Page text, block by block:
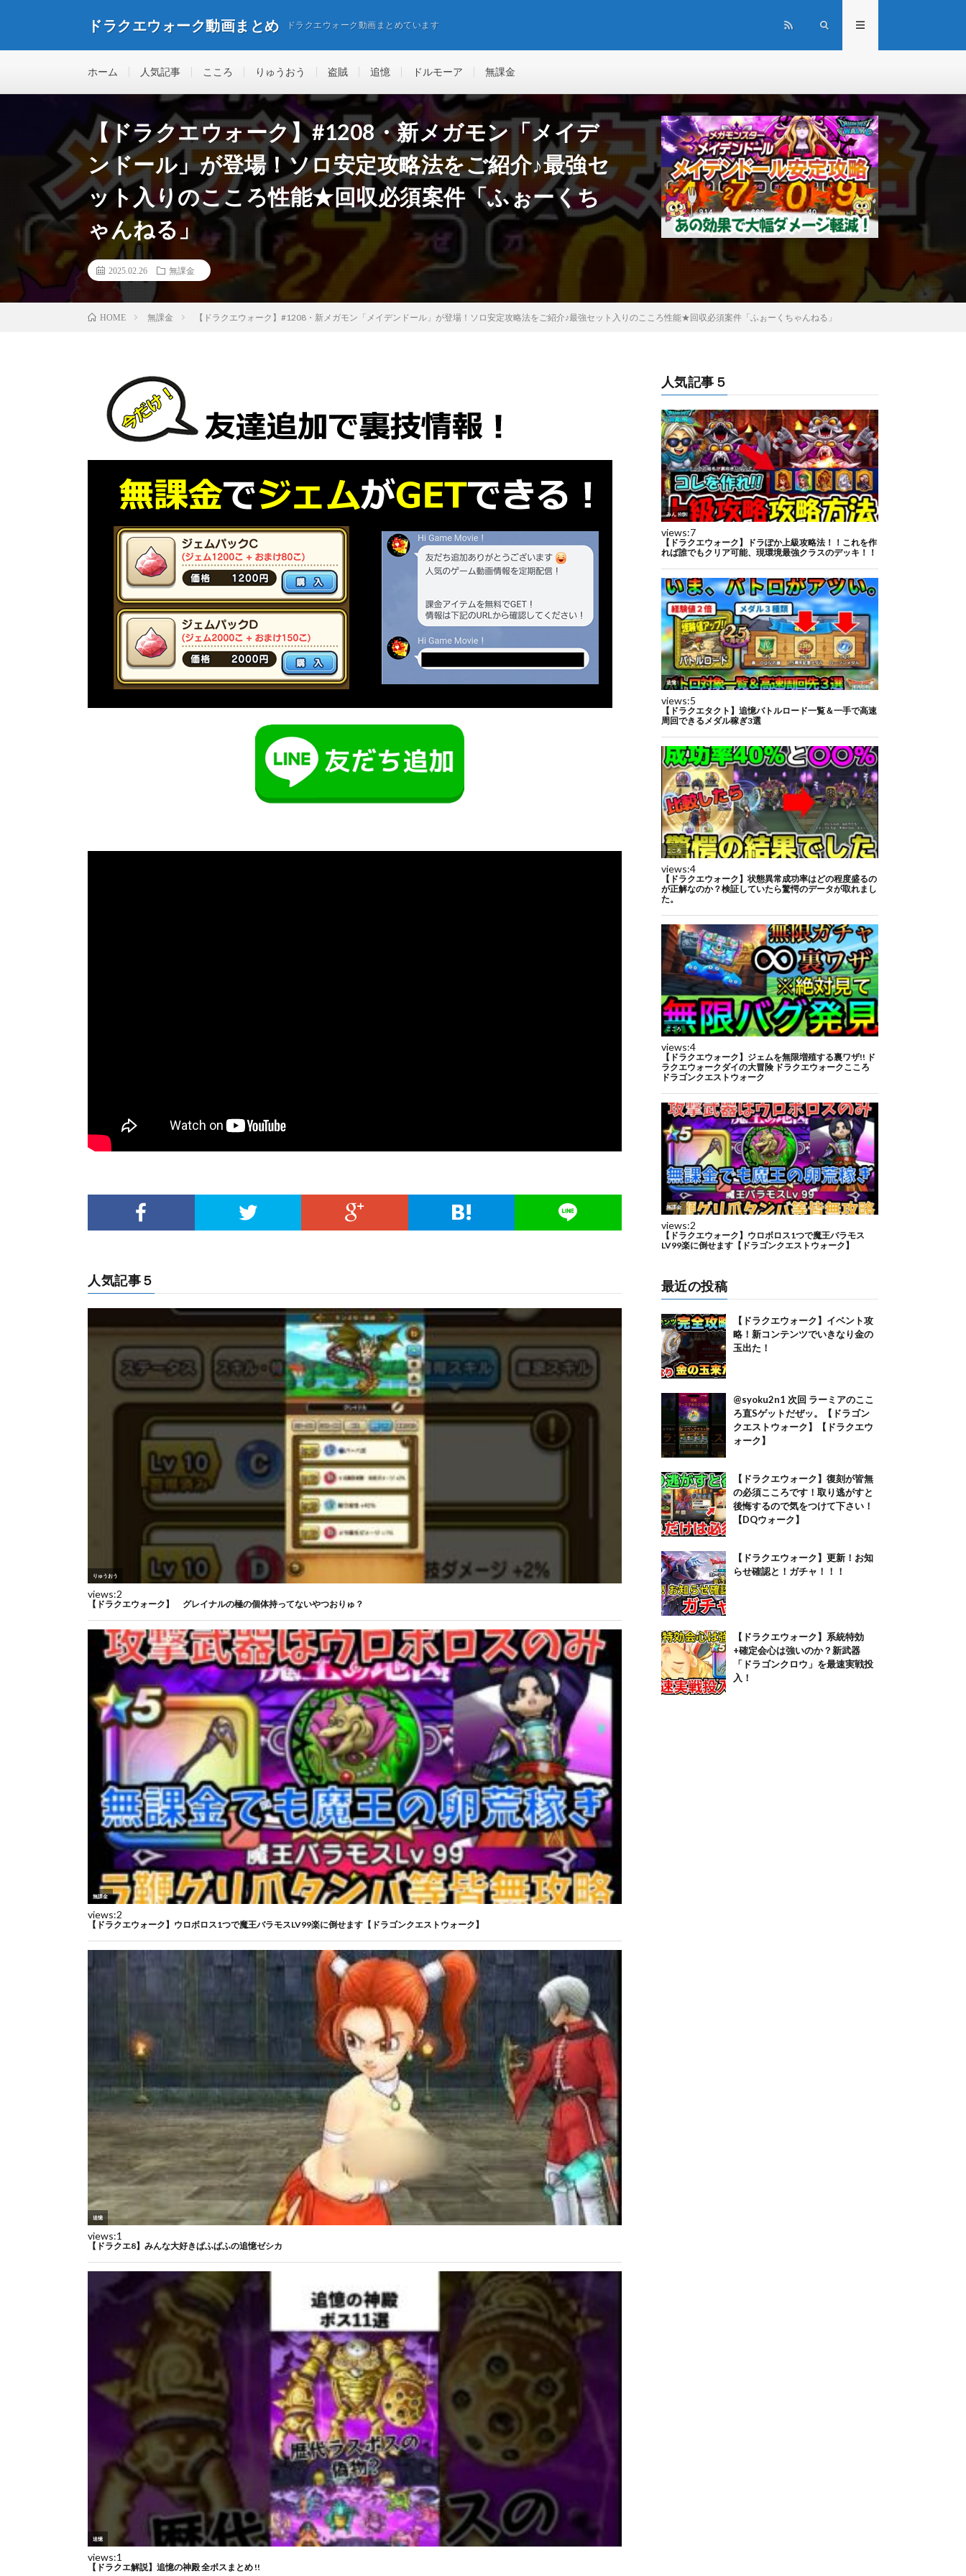
ドラクエウォーク動画まとめ ドラクエウォーク動画まとめています
ホーム 人気記事 こころ りゅうおう 盗賊 追憶 ドルモーア 無課金
【ドラクエウォーク】#1208・新メガモン「メイデ
ンドール」が登場！ソロ安定攻略法をご紹介♪最強セ
ット入りのこころ性能★回収必須案件「ふぉーくち
ゃんねる」
2025.02.26 無課金
HOME 無課金 【ドラクエウォーク】#1208・新メガモン「メイデンドール」が登場！ソロ安定攻略法をご紹介♪最強セット入りのこころ性能★回収必須案件「ふぉーくちゃんねる」
人気記事５
人気記事５
最近の投稿
【ドラクエウォーク】イベント攻
略！新コンテンツでいきなり金の
玉出た！
@syoku2n1 次回 ラーミアのここ
ろ直Sゲットだぜッ。【ドラゴン
クエストウォーク】【ドラクエウ
ォーク】
【ドラクエウォーク】復刻が皆無
の必須こころです！取り逃がすと
後悔するので気をつけて下さい！
【DQウォーク】
【ドラクエウォーク】更新！お知
らせ確認と！ガチャ！！！
【ドラクエウォーク】系統特効
+確定会心は強いのか？新武器
「ドラゴンクロウ」を最速実戦投
入！